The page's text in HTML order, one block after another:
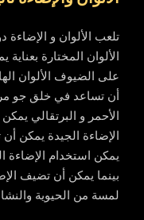
تلعب الألوان و
الألوان المختارة
على الضيوف الألوان
أن تساعد في خلق جو
الأحمر و البرتقالي
الإضاءة الجيدة يمكن
يمكن استخدام الإضاءة
بينما يمكن أن تضيف
لمسة من الحيوية